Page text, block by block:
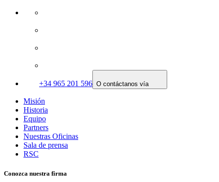
+34 965 201 596 O contáctanos vía
Misión
Historia
Equipo
Partners
Nuestras Oficinas
Sala de prensa
RSC
Conozca nuestra firma